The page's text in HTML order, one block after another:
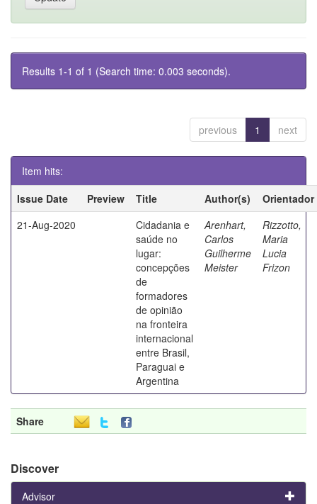
Results 1-1 of 1 (Search time: 0.003 seconds).
previous 1 next
Item hits:
Issue Date
Preview Title Author(s)
Orientador
21-Aug-2020
Cidadania e
saúde no
lugar:
concepções
de
formadores
de opinião
na fronteira
internacional
entre Brasil,
Paraguai e
Argentina
Arenhart,
Carlos
Guilherme
Meister
Rizzotto,
Maria
Lucia
Frizon
Share
Discover
Advisor